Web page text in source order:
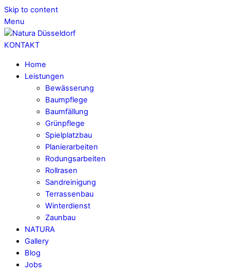
Skip to content
Menu
KONTAKT
Home
Leistungen
Bewässerung
Baumpflege
Baumfällung
Grünpflege
Spielplatzbau
Planierarbeiten
Rodungsarbeiten
Rollrasen
Sandreinigung
Terrassenbau
Winterdienst
Zaunbau
NATURA
Gallery
Blog
Jobs